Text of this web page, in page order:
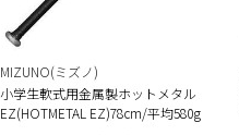
MIZUNO(ミズノ)
小学生軟式用金属製ホットメタル
EZ(HOTMETAL EZ)78cm/平均580g